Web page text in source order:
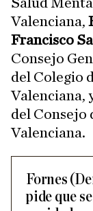
Valenciana,
Francisco
Consejo
del Colegio
Valenciana,
del Consejo
Valenciana.
Fornes
pide que